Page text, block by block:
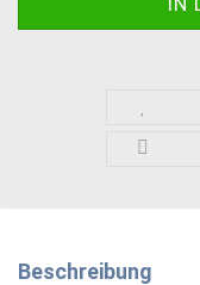
Beschreibung